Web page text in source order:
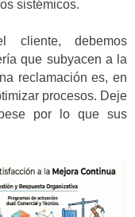
sistémicos.
cliente, debemos
que subyacen a la
reclamación es, en
procesos. Deje
por lo que sus